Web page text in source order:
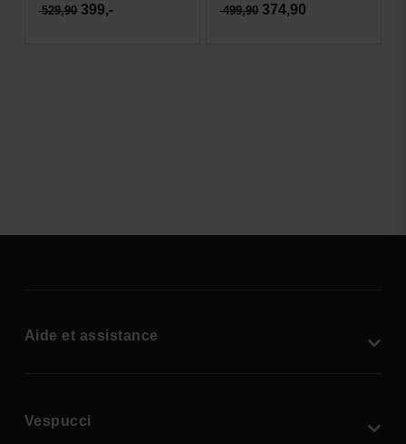
529,90 399,- 499,90 374,90
Aide et assistance
Vespucci